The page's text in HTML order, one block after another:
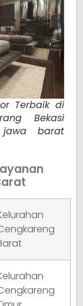
Terbaik di
Bekasi
barat